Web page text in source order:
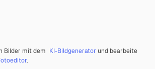
Bilder mit dem KI-Bildgenerator und bearbeite
.